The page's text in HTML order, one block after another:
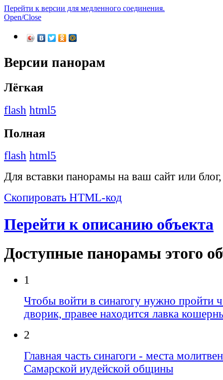
Перейти к версии для медленного соединения.
Open/Close
Версии панорам
Лёгкая
flash html5
Полная
flash html5
Для вставки панорамы на ваш сайт или
Скопировать HTML-код
Перейти к описанию объекта
Доступные панорамы этого
1
Чтобы войти в синагогу нужно пройти
дворик, правее находится лавка
2
Главная часть синагоги - места
Самарской иудейской общины